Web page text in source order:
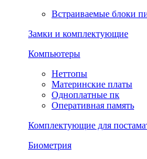
Встраиваемые блоки
Замки и комплектующие
Компьютеры
Неттопы
Материнские платы
Одноплатные пк
Оперативная память
Комплектующие для
Биометрия